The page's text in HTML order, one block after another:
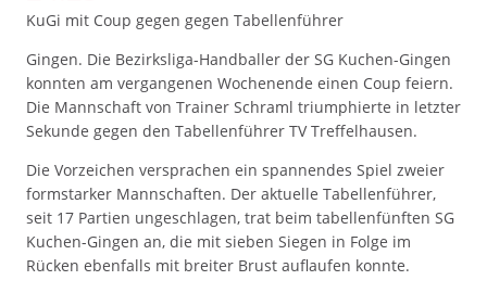
KuGi mit Coup gegen gegen Tabellenführer
Gingen. Die Bezirksliga-Handballer der SG Kuchen-Gingen
konnten am vergangenen Wochenende einen Coup feiern.
Die Mannschaft von Trainer Schraml triumphierte in letzter
Sekunde gegen den Tabellenführer TV Treffelhausen.
Die Vorzeichen versprachen ein spannendes Spiel zweier
formstarker Mannschaften. Der aktuelle Tabellenführer,
seit 17 Partien ungeschlagen, trat beim tabellenfünften SG
Kuchen-Gingen an, die mit sieben Siegen in Folge im
Rücken ebenfalls mit breiter Brust auflaufen konnte.